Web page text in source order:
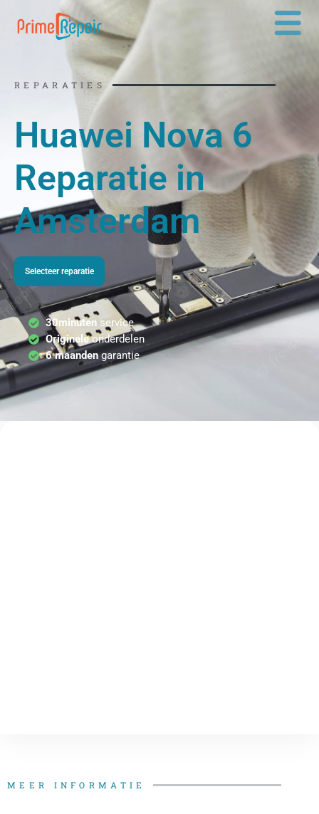
naar
REPARATIES
Huawei Nova 6
Reparatie in
Amsterdam
Selecteer reparatie
30minutenservice
Origineleonderdelen
6 maandengarantie
MEER INFORMATIE